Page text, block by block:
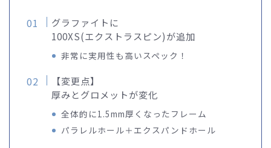
グラファイトに
100XS(エクストラスピン)が追加
非常に実用性も高いスペック！
【変更点】
厚みとグロメットが変化
全体的に1.5mm厚くなったフレーム
パラレルホール＋エクスパンドホール